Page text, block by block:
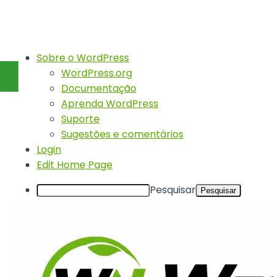
Sobre o WordPress
WordPress.org
Documentação
Aprenda WordPress
Suporte
Sugestões e comentários
Login
Edit Home Page
Pesquisar